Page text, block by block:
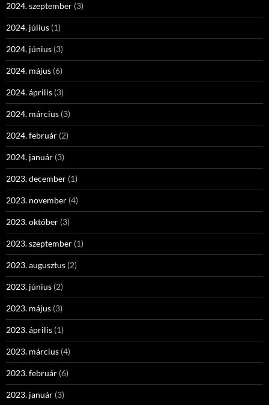
2024. szeptember (3)
2024. július (1)
2024. június (3)
2024. május (6)
2024. április (3)
2024. március (3)
2024. február (2)
2024. január (3)
2023. december (1)
2023. november (4)
2023. október (3)
2023. szeptember (1)
2023. augusztus (2)
2023. június (2)
2023. május (3)
2023. április (1)
2023. március (4)
2023. február (6)
2023. január (3)